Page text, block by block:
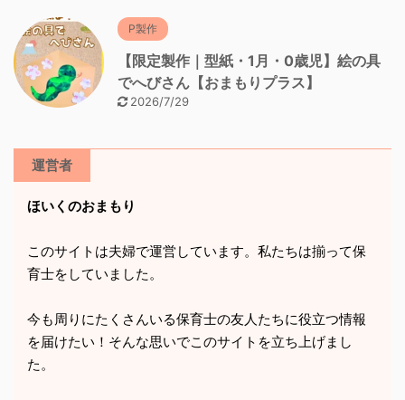
P製作
【限定製作｜型紙・1月・0歳児】絵の具
でへびさん【おまもりプラス】
2026/7/29
運営者
ほいくのおまもり
このサイトは夫婦で運営しています。私たちは揃って保
育士をしていました。
今も周りにたくさんいる保育士の友人たちに役立つ情報
を届けたい！そんな思いでこのサイトを立ち上げまし
た。